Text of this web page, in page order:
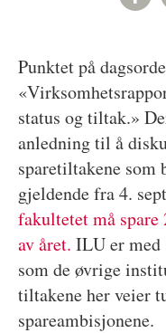
Punktet på
status og tiltak.»
anledning til å
sparetiltakene
gjeldende fra 4.
fakultetet må
av året. ILU er med
som de øvrige
tiltakene her veier
spareambisjonene.